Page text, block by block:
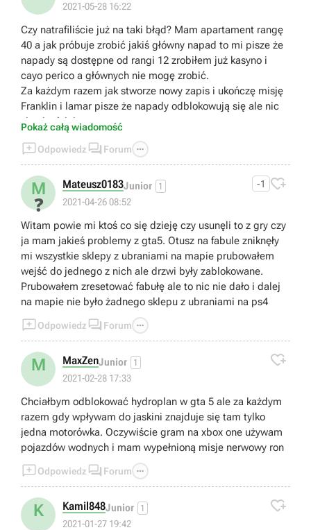
2021-05-28 16:22
Czy natrafiliście już na taki błąd? Mam apartament rangę
40 a jak próbuje zrobić jakiś główny napad to mi pisze że
napady są dostępne od rangi 12 zrobiłem już kasyno i
cayo perico a głównych nie mogę zrobić.
Za każdym razem jak stworze nowy zapis i ukończę misję
Franklin i lamar pisze że napady odblokowują się ale nic
się nie dzieje
Pokaż całą wiadomość
Odpowiedz  Forum 
M
❓
Mateusz0183Junior 1
2021-04-26 08:52
-1 
Witam powie mi ktoś co się dzieję czy usunęli to z gry czy
ja mam jakieś problemy z gta5. Otusz na fabule zniknęły
mi wszystkie sklepy z ubraniami na mapie prubowałem
wejść do jednego z nich ale drzwi były zablokowane.
Prubowałem zresetować fabułę ale to nic nie dało i dalej
na mapie nie było żadnego sklepu z ubraniami na ps4
Odpowiedz  Forum 
M MaxZenJunior 1
2021-02-28 17:33

Chciałbym odblokować hydroplan w gta 5 ale za każdym
razem gdy wpływam do jaskini znajduje się tam tylko
jedna motorówka. Oczywiście gram na xbox one używam
pojazdów wodnych i mam wypełnioną misje nerwowy ron
Odpowiedz  Forum 
K Kamil848Junior 1
2021-01-27 19:42
